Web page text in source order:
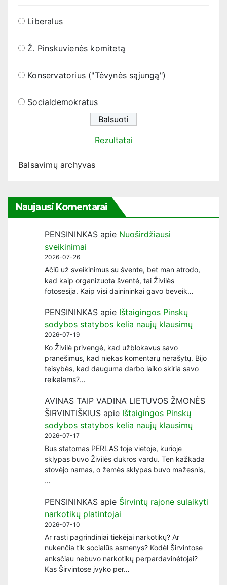
Liberalus
Ž. Pinskuvienės komitetą
Konservatorius ("Tėvynės sąjungą")
Socialdemokratus
Rezultatai
Balsavimų archyvas
Naujausi Komentarai
PENSININKAS apie Nuoširdžiausi
sveikinimai
2026-07-26
Ačiū už sveikinimus su švente, bet man atrodo,
kad kaip organizuota šventė, tai Živilės
fotosesija. Kaip visi dainininkai gavo beveik…
PENSININKAS apie Ištaigingos Pinskų
sodybos statybos kelia naujų klausimų
2026-07-19
Ko Živilė privengė, kad užblokavus savo
pranešimus, kad niekas komentarų nerašytų. Bijo
teisybės, kad dauguma darbo laiko skiria savo
reikalams?…
AVINAS TAIP VADINA LIETUVOS ŽMONĖS
ŠIRVINTIŠKIUS apie Ištaigingos Pinskų
sodybos statybos kelia naujų klausimų
2026-07-17
Bus statomas PERLAS toje vietoje, kurioje
sklypas buvo Živilės dukros vardu. Ten kažkada
stovėjo namas, o žemės sklypas buvo mažesnis,
…
PENSININKAS apie Širvintų rajone sulaikyti
narkotikų platintojai
2026-07-10
Ar rasti pagrindiniai tiekėjai narkotikų? Ar
nukenčia tik socialūs asmenys? Kodėl Širvintose
anksčiau nebuvo narkotikų perpardavinėtojai?
Kas Širvintose įvyko per…